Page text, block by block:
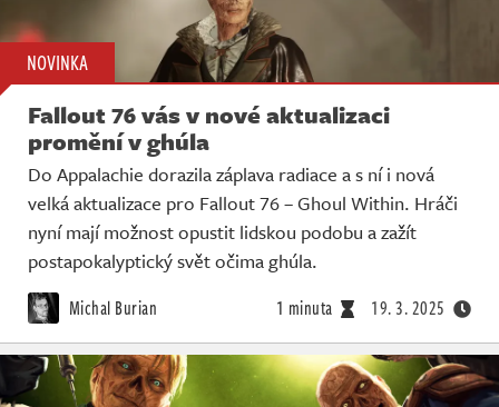
NOVINKA
Fallout 76 vás v nové aktualizaci
promění v ghúla
Do Appalachie dorazila záplava radiace a s ní i nová
velká aktualizace pro Fallout 76 – Ghoul Within. Hráči
nyní mají možnost opustit lidskou podobu a zažít
postapokalyptický svět očima ghúla.
Michal Burian 1 minuta 19. 3. 2025